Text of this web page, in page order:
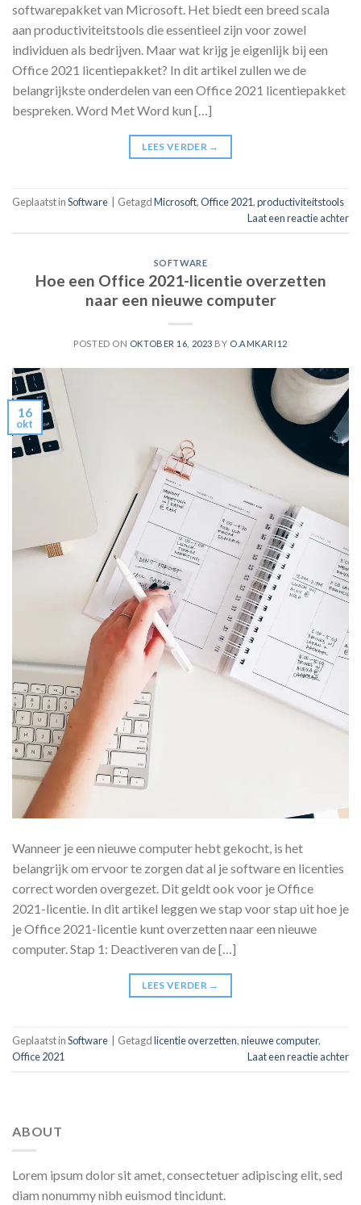
softwarepakket van Microsoft. Het biedt een breed scala
aan productiviteitstools die essentieel zijn voor zowel
individuen als bedrijven. Maar wat krijg je eigenlijk bij een
Office 2021 licentiepakket? In dit artikel zullen we de
belangrijkste onderdelen van een Office 2021 licentiepakket
bespreken. Word Met Word kun […]
LEES VERDER →
Geplaatst inSoftware GetagdMicrosoft,Office 2021,productiviteitstools
Laat een reactie achter
SOFTWARE
Hoe een Office 2021-licentie overzetten
naar een nieuwe computer
POSTED ON OKTOBER 16, 2023 BY O.AMKARI12
16
okt
Wanneer je een nieuwe computer hebt gekocht, is het
belangrijk om ervoor te zorgen dat al je software en licenties
correct worden overgezet. Dit geldt ook voor je Office
2021-licentie. In dit artikel leggen we stap voor stap uit hoe je
je Office 2021-licentie kunt overzetten naar een nieuwe
computer. Stap 1: Deactiveren van de […]
LEES VERDER →
Geplaatst inSoftware Getagdlicentie overzetten,nieuwe computer,
Office 2021
Laat een reactie achter
ABOUT
Lorem ipsum dolor sit amet, consectetuer adipiscing elit, sed
diam nonummy nibh euismod tincidunt.